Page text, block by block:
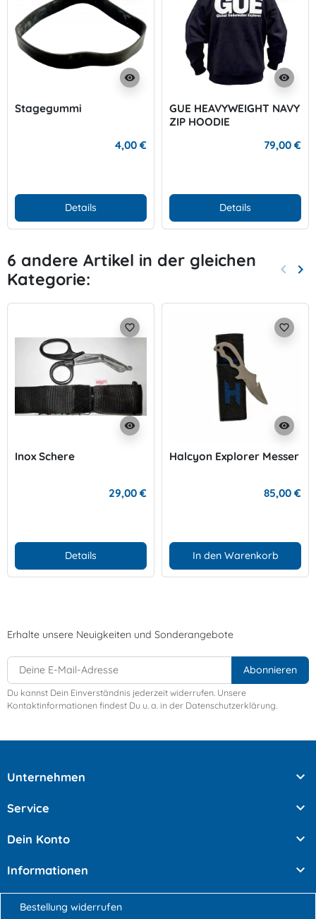
visibility
Stagegummi
4,00 €
Details
visibility
GUE HEAVYWEIGHT NAVY
ZIP HOODIE
79,00 €
Details
6 andere Artikel in der gleichen
Kategorie:
Zurück
keyboard_arrow_left keyboard_arrow_right
visibility
favorite_border
Inox Schere
29,00 €
Details
visibility
favorite_border
Halcyon Explorer Messer
85,00 €
In den Warenkorb
Erhalte unsere Neuigkeiten und Sonderangebote
Du kannst Dein Einverständnis jederzeit widerrufen. Unsere
Kontaktinformationen findest Du u. a. in der Datenschutzerklärung.
Unternehmen 
Service 
Dein Konto 
Informationen 
Bestellung widerrufen